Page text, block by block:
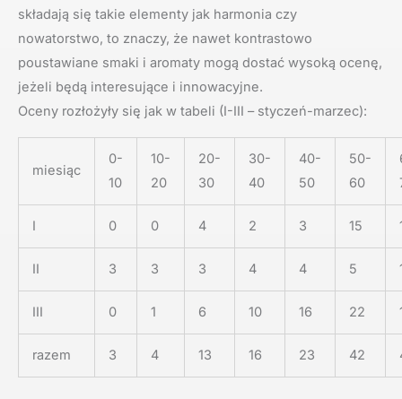
składają się takie elementy jak harmonia czy
nowatorstwo, to znaczy, że nawet kontrastowo
poustawiane smaki i aromaty mogą dostać wysoką ocenę,
jeżeli będą interesujące i innowacyjne.
Oceny rozłożyły się jak w tabeli (I-III – styczeń-marzec):
miesiąc
0-
10
10-
20
20-
30
30-
40
40-
50
50-
60
I 0 0 4 2 3 15
II 3 3 3 4 4 5
III 0 1 6 10 16 22
razem 3 4 13 16 23 42